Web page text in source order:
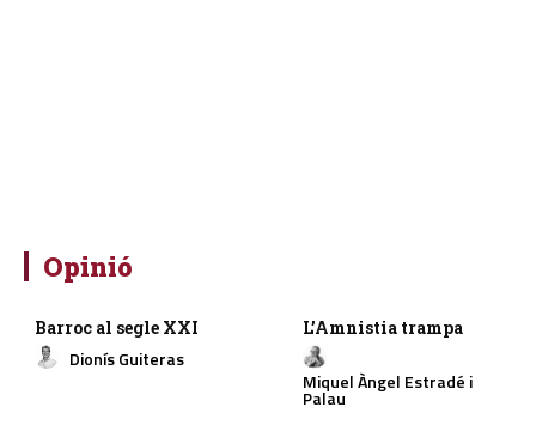
Opinió
Barroc al segle XXI
Dionís Guiteras
L’Amnistia trampa
Miquel Àngel Estradé i
Palau